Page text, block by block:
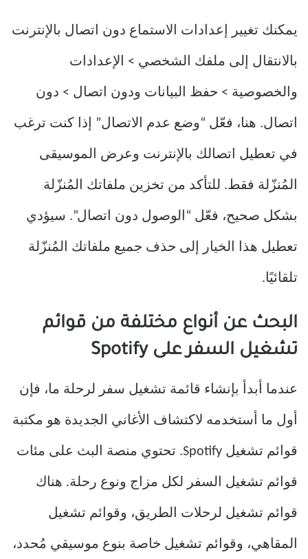
يمكنك تغيير إعدادات الاستماع دون اتصال بالإنترنت
بالانتقال إلى ملفك الشخصي > الإعدادات
والخصوصية > حفظ البيانات ودون اتصال > دون
اتصال. هنا، فعّل “وضع عدم الاتصال” إذا كنت ترغب
في تعطيل اتصالك بالإنترنت وعرض الموسيقى
المُنزّلة فقط. للتأكد من تخزين ملفاتك المُنزّلة
بشكل صحيح، فعّل “الوصول دون اتصال”. سيؤدي
تعطيل هذا الخيار إلى حذف جميع ملفاتك المُنزّلة
تلقائيًا.
البحث عن أنواع مختلفة من قوائم
تشغيل السفر على Spotify
عندما أبدأ بإنشاء قائمة تشغيل سفر لرحلة ما، فإن
أول ما أستخدمه لاكتشاف الأغاني الجديدة هو مكتبة
قوائم تشغيل Spotify. تحتوي منصة البث على مئات
قوائم تشغيل السفر لكل مزاج ونوع رحلة. هناك
قوائم تشغيل لرحلات الطريق، وقوائم تشغيل
المقاهي، وقوائم تشغيل خاصة بنوع موسيقي مُحدد،